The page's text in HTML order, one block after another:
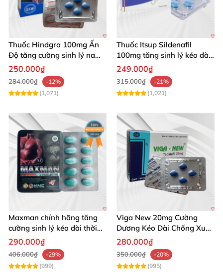
Thuốc Hindgra 100mg Ấn
Độ tăng cường sinh lý nam
hindgra-100 chống xts
cương dương
250.000₫
284.000₫
-12%
(1,071)
Thuốc Itsup Sildenafil
100mg tăng sinh lý kéo dài
quan hệ nam giới
249.000₫
315.000₫
-21%
(1,021)
Maxman chính hãng tăng
cường sinh lý kéo dài thời
gian xuất tinh
290.000₫
406.000₫
-29%
(999)
Viga New 20mg Cường
Dương Kéo Dài Chống Xuất
Tinh Hộp 4 Viên
280.000₫
350.000₫
-20%
(995)